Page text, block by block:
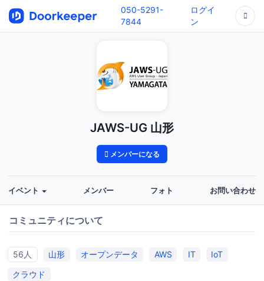
050-5291-
7844
ログイ
ン
JAWS-UG 山形
メンバーになる
イベント メンバー フォト お問い合わせ
コミュニティについて
56人 山形 オープンデータ AWS IT
IoT
クラウド